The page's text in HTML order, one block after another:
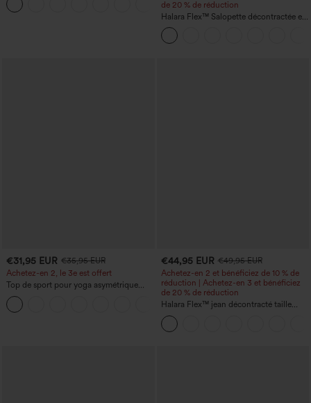
+1
de 20 % de réduction
Halara Flex™ Salopette décontractée en
denim lavé à encolure en V avec poche
€31,95 EUR €35,95 EUR
Achetez-en 2, le 3e est offert
Top de sport pour yoga asymétrique
(une épaule) à manches longues avec
ouverture pour le pouce, ourlet arrondi
haut-bas, séchage rapide, soutien-gorge
+3
€44,95 EUR €49,95 EUR
Achetez-en 2 et bénéficiez de 10 % de
réduction | Achetez-en 3 et bénéficiez
de 20 % de réduction
Halara Flex™ jean décontracté taille
haute, large, avec poches, ourlet
retroussé et effet délavé